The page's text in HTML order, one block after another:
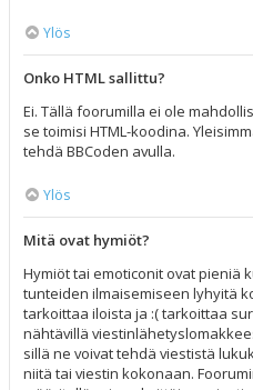
Ylös
Onko HTML sallittu?
Ei. Tällä foorumilla ei ole
se toimisi HTML-koodina.
tehdä BBCoden avulla.
Ylös
Mitä ovat hymiöt?
Hymiöt tai emoticonit ovat pieniä
tunteiden ilmaisemiseen lyhyitä
tarkoittaa iloista ja :( tarkoittaa
nähtävillä
sillä ne voivat tehdä viestistä
niitä tai viestin kokonaan.